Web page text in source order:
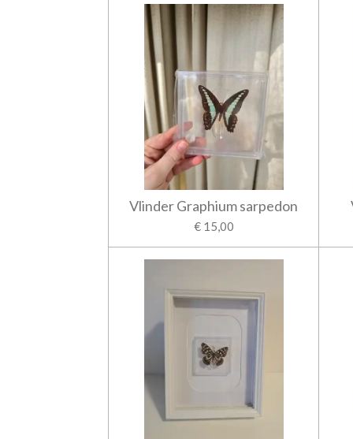
Vlinder Graphium sarpedon
€ 15,00